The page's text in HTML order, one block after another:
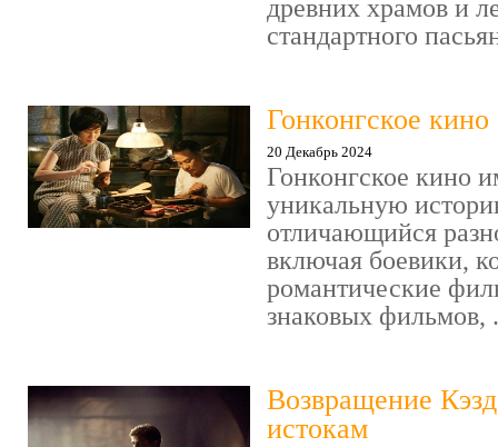
древних храмов и
стандартного
Гонконгское кино
20 Декабрь 2024
Гонконгское кино
уникальную
отличающийся
включая боевики,
романтические
знаковых фильмов,
Возвращение
истокам